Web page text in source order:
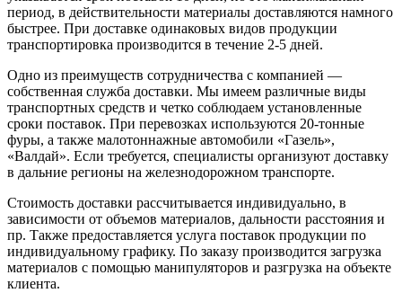
период, в действительности материалы доставляются намного
быстрее. При доставке одинаковых видов продукции
транспортировка производится в течение 2-5 дней.
Одно из преимуществ сотрудничества с компанией —
собственная служба доставки. Мы имеем различные виды
транспортных средств и четко соблюдаем установленные
сроки поставок. При перевозках используются 20-тонные
фуры, а также малотоннажные автомобили «Газель»,
«Валдай». Если требуется, специалисты организуют доставку
в дальние регионы на железнодорожном транспорте.
Стоимость доставки рассчитывается индивидуально, в
зависимости от объемов материалов, дальности расстояния и
пр. Также предоставляется услуга поставок продукции по
индивидуальному графику. По заказу производится загрузка
материалов с помощью манипуляторов и разгрузка на объекте
клиента.